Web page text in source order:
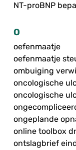
NT-proBNP
O
oefenmaatje
oefenmaatje
ombuiging
oncologische
oncologische
ongeplande
online toolbox
ontslagbrief